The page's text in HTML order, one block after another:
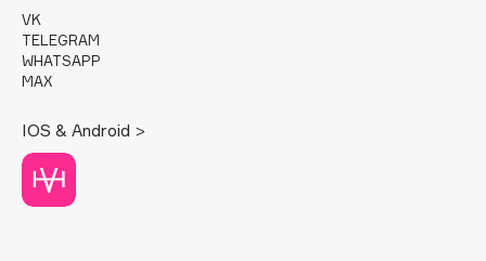
DABO
DARLING*
Darphin
Deonica
Dessange
Dior
VK
TELEGRAM
WHATSAPP
MAX
IOS & Android >